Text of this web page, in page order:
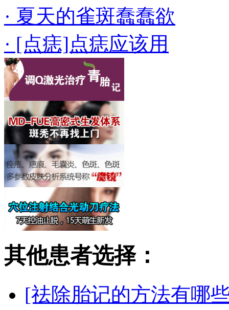
· 夏天的雀斑蠢蠢欲
· [点痣]点痣应该用
其他患者选择：
[祛除胎记的方法有哪